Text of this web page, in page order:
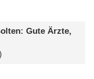
Gute Ärzte,